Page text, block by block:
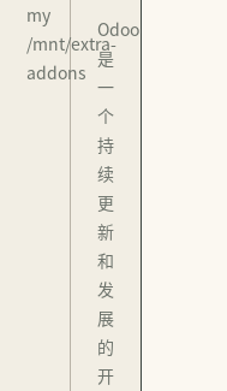
my
/mnt/extra-
addons
Odoo
是
一
个
持
续
更
新
和
发
展
的
开